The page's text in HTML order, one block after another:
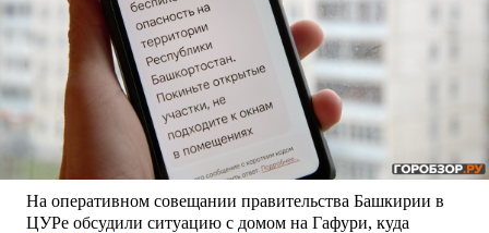
На оперативном совещании правительства Башкирии в
ЦУРе обсудили ситуацию с домом на Гафури, куда